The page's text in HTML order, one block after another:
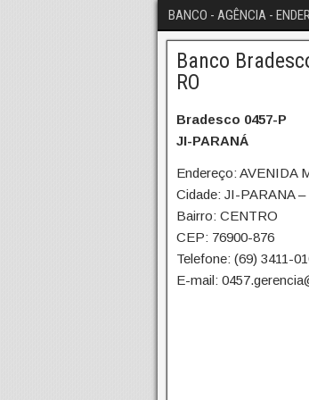
BANCO - AGÊNCIA -
Banco
RO
Bradesco 0457-P
JI-PARANÁ
Endereço: AVENIDA
Cidade: JI-PARANA –
Bairro: CENTRO
CEP: 76900-876
Telefone: (69) 3411-
E-mail: